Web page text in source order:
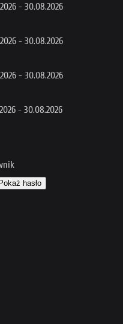
- 30.08.2026
- 30.08.2026
- 30.08.2026
- 30.08.2026
Pokaż hasło